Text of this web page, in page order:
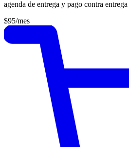
agenda de entrega y pago contra
$95/mes